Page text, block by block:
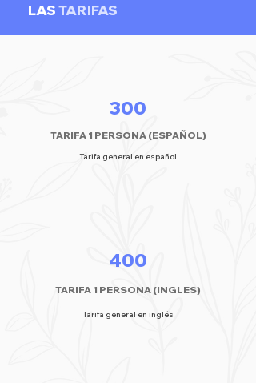
LASTARIFAS
300
TARIFA 1 PERSONA (ESPAÑOL)
Tarifa general en español
400
TARIFA 1 PERSONA (INGLES)
Tarifa general en inglés